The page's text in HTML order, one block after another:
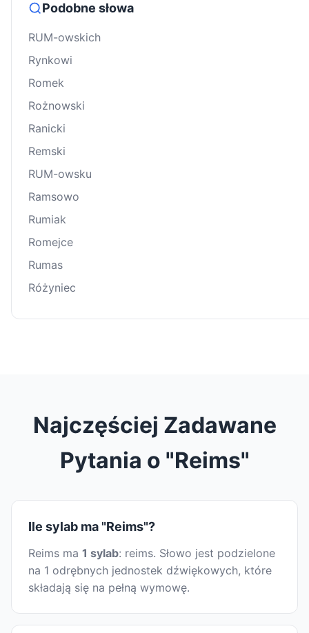
Podobne słowa
RUM-owskich
Rynkowi
Romek
Rożnowski
Ranicki
Remski
RUM-owsku
Ramsowo
Rumiak
Romejce
Rumas
Różyniec
Najczęściej Zadawane
Pytania o "Reims"
Ile sylab ma "Reims"?
Reims ma 1 sylab: reims. Słowo jest podzielone
na 1 odrębnych jednostek dźwiękowych, które
składają się na pełną wymowę.